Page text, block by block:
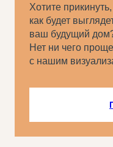
Хотите прикинуть,
как будет
ваш будущий
Нет ни чего проще
с нашим